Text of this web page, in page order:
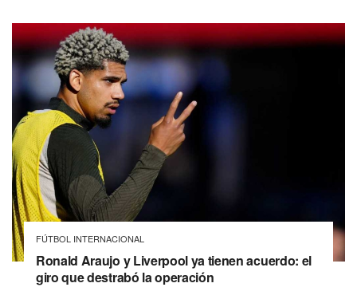
FÚTBOL INTERNACIONAL
Ronald Araujo y Liverpool ya tienen acuerdo: el
giro que destrabó la operación